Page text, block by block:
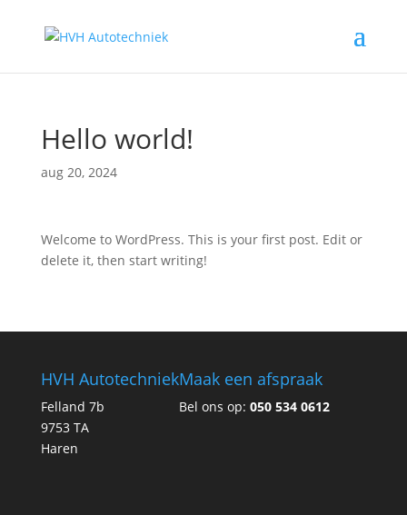
Hello world!
aug 20, 2024
Welcome to WordPress. This is your first post. Edit or
delete it, then start writing!
HVH Autotechniek
Felland 7b
9753 TA
Haren
Maak een afspraak
Bel ons op: 050 534 0612